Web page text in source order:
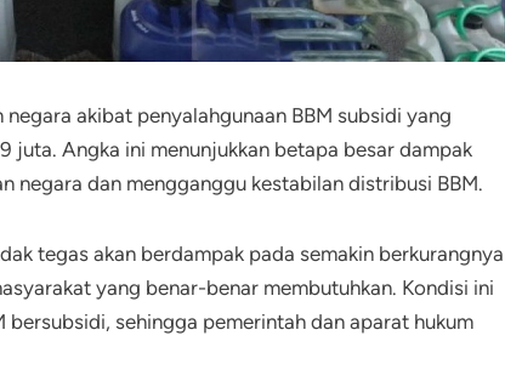
akibat penyalahgunaan BBM subsidi yang
juta. Angka ini menunjukkan betapa besar dampak
negara dan mengganggu kestabilan distribusi BBM.
tegas akan berdampak pada semakin berkurangnya
yang benar-benar membutuhkan. Kondisi ini
bersubsidi, sehingga pemerintah dan aparat hukum